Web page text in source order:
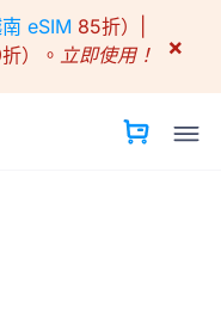
eSIM 85折）|
）。 立即使用！ ×